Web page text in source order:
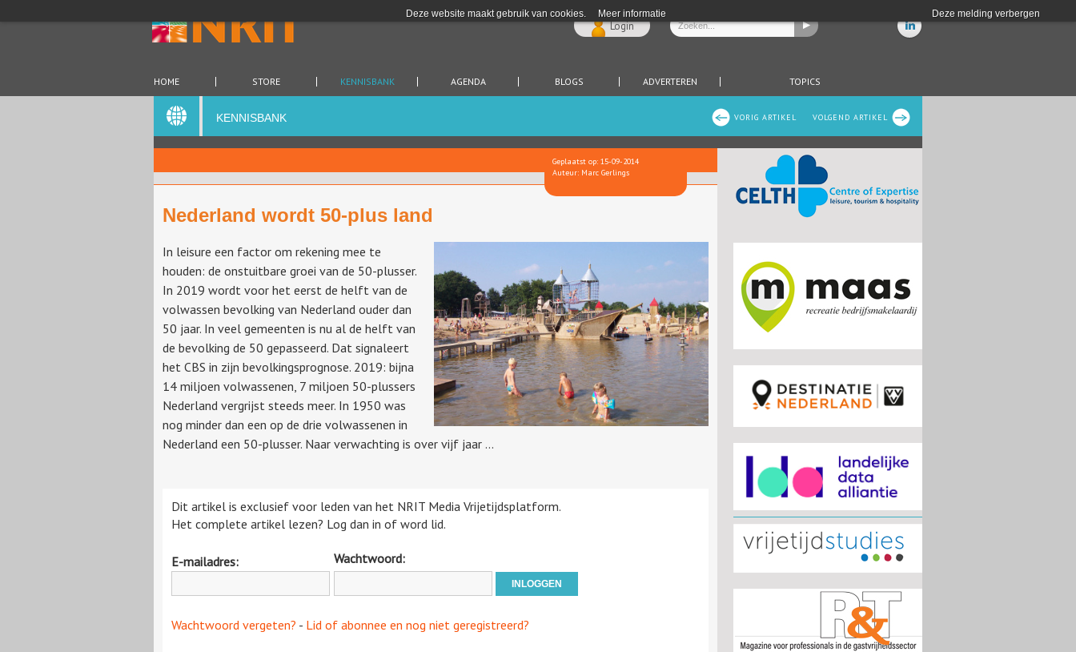
Deze website maakt gebruik van cookies. Meer informatie Deze melding verbergen
Login
HOME STORE KENNISBANK AGENDA BLOGS ADVERTEREN TOPICS
VOLGEND ARTIKEL
VORIG ARTIKEL
KENNISBANK
Geplaatst op: 15-09-2014
Auteur: Marc Gerlings
Nederland wordt 50-plus land
In leisure een factor om rekening mee te
houden: de onstuitbare groei van de 50-plusser.
In 2019 wordt voor het eerst de helft van de
volwassen bevolking van Nederland ouder dan
50 jaar. In veel gemeenten is nu al de helft van
de bevolking de 50 gepasseerd. Dat signaleert
het CBS in zijn bevolkingsprognose. 2019: bijna
14 miljoen volwassenen, 7 miljoen 50-plussers
Nederland vergrijst steeds meer. In 1950 was
nog minder dan een op de drie volwassenen in
Nederland een 50-plusser. Naar verwachting is over vijf jaar ...
Dit artikel is exclusief voor leden van het NRIT Media Vrijetijdsplatform.
Het complete artikel lezen? Log dan in of word lid.
E-mailadres: Wachtwoord:
Wachtwoord vergeten? - Lid of abonnee en nog niet geregistreerd?